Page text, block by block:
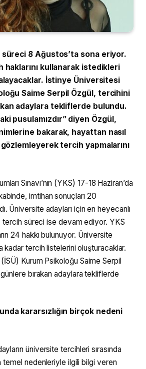
8 Ağustos’ta sona eriyor.
haklarını kullanarak istedikleri
İstinye Üniversitesi
Saime Serpil Özgül, tercihini
adaylara tekliflerde bulundu.
pusulamızdır” diyen Özgül,
bakarak, hayattan nasıl
gözlemleyerek tercih yapmalarını
Sınavı’nın (YKS) 17-18 Haziran’da
imtihan sonuçları 20
Üniversite adayları için en heyecanlı
tercih süreci ise devam ediyor. YKS
24 hakkı bulunuyor. Üniversite
kadar tercih listelerini oluşturacaklar.
Kurum Psikoloğu Saime Serpil
bırakan adaylara tekliflerde
kararsızlığın birçok nedeni
üniversite tercihleri sırasında
temel nedenleriyle ilgili bilgi veren